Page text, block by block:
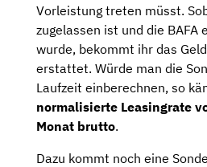
Vorleistung treten müsst.
zugelassen ist und die BAFA
wurde, bekommt ihr das
erstattet. Würde man die
Laufzeit einberechnen, so
normalisierte Leasingrate
Monat brutto.
Dazu kommt noch eine